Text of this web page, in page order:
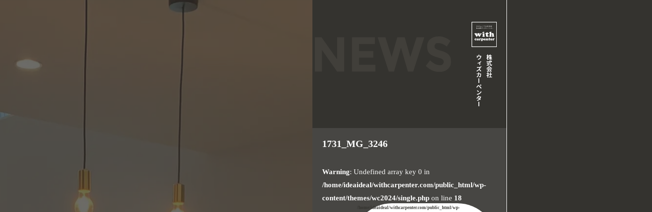
1731_MG_3246
Warning: Undefined array key 0 in
/home/ideaideal/withcarpenter.com/public_html/wp-
content/themes/wc2024/single.php on line 18
/home/ideaideal/withcarpenter.com/public_html/wp-